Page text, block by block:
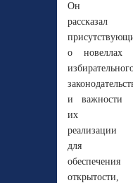
Он
рассказал
о новеллах
и важности
их
реализации
для
обеспечения
открытости,